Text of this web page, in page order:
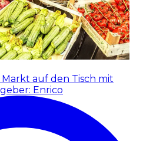
auf den Tisch mit
Enrico